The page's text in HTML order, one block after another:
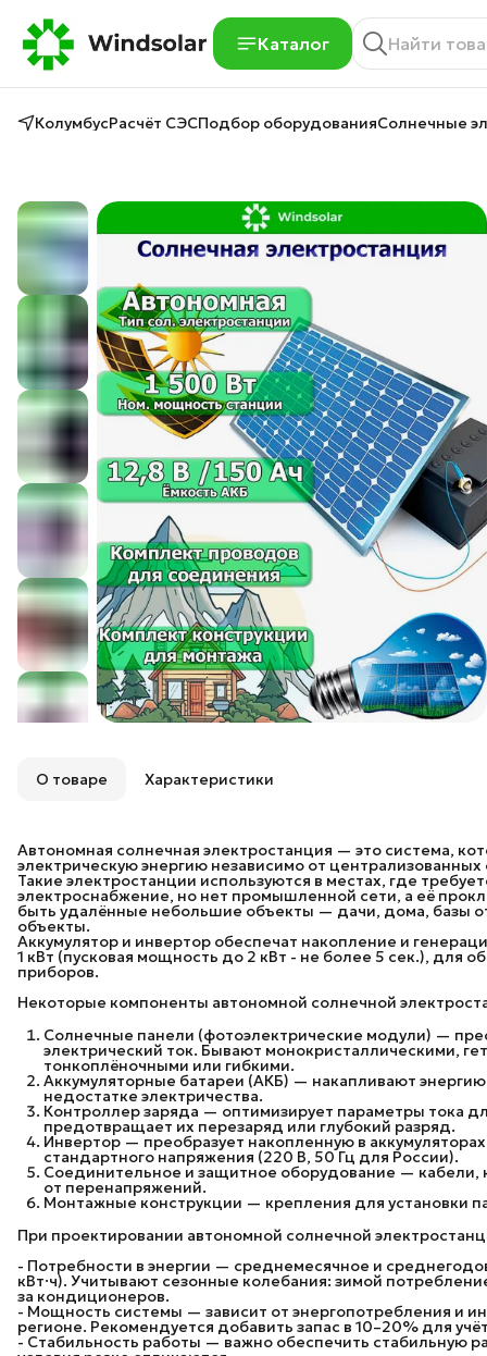
Каталог
КолумбусРасчёт СЭСПодбор оборудованияСолнечные
О товаре Характеристики
Автономная солнечная электростанция — это система,
электрическую энергию независимо от
Такие электростанции используются в местах, где
электроснабжение, но нет промышленной сети, а её
быть удалённые небольшие объекты — дачи, дома, базы
объекты.
Аккумулятор и инвертор обеспечат накопление и
1 кВт (пусковая мощность до 2 кВт - не более 5 сек.), для
приборов.
Некоторые компоненты автономной солнечной
Солнечные панели (фотоэлектрические модули) —
электрический ток. Бывают монокристаллическими,
тонкоплёночными или гибкими.
Аккумуляторные батареи (АКБ) — накапливают
недостатке электричества.
Контроллер заряда — оптимизирует параметры тока
предотвращает их перезаряд или глубокий разряд.
Инвертор — преобразует накопленную в
стандартного напряжения (220 В, 50 Гц для России).
Соединительное и защитное оборудование — кабели,
от перенапряжений.
Монтажные конструкции — крепления для установки
При проектировании автономной солнечной
- Потребности в энергии — среднемесячное и
кВт·ч). Учитывают сезонные колебания: зимой
за кондиционеров.
- Мощность системы — зависит от энергопотребления и
регионе. Рекомендуется добавить запас в 10–20% для
- Стабильность работы — важно обеспечить стабильную